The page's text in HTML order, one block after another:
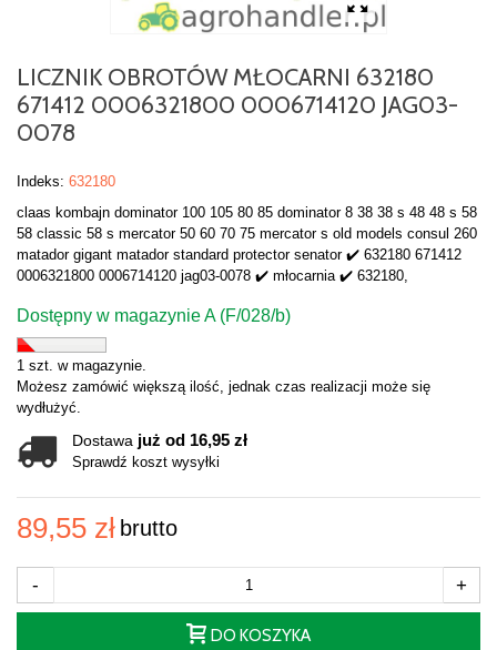
LICZNIK OBROTÓW MŁOCARNI 632180
671412 0006321800 0006714120 JAG03-
0078
Indeks: 632180
claas kombajn dominator 100 105 80 85 dominator 8 38 38 s 48 48 s 58
58 classic 58 s mercator 50 60 70 75 mercator s old models consul 260
matador gigant matador standard protector senator ✔️ 632180 671412
0006321800 0006714120 jag03-0078 ✔️ młocarnia ✔️ 632180,
Dostępny w magazynie A (F/028/b)
1 szt. w magazynie.
Możesz zamówić większą ilość, jednak czas realizacji może się
wydłużyć.
Dostawa już od 16,95 zł
Sprawdź koszt wysyłki
89,55 zł brutto
- +
DO KOSZYKA